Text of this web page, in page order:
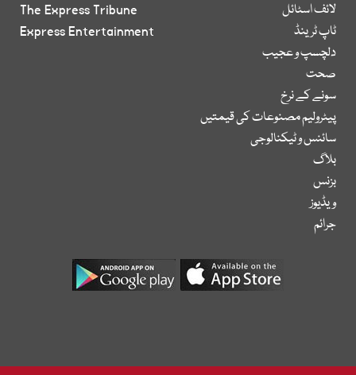
لائف اسٹائل
ٹاپ ٹرینڈ
دلچسپ و عجیب
صحت
سونے کے نرخ
پیٹرولیم مصنوعات کی قیمتیں
سائنس و ٹیکنالوجی
بلاگ
بزنس
ویڈیوز
جرائم
The Express Tribune
Express Entertainment